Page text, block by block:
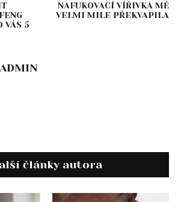
VÁS 5
NAFUKOVACÍ VÍŘIVKA MĚ
VELMI MILE PŘEKVAPILA
ADMIN
články autora